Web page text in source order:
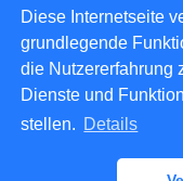
Diese Internetseite
grundlegende
die Nutzererfahrung
Dienste und
stellen. Details